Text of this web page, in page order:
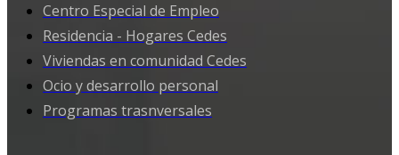
Centro Especial de Empleo
Residencia - Hogares Cedes
Viviendas en comunidad Cedes
Ocio y desarrollo personal
Programas trasnversales